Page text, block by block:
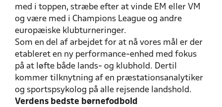
med i toppen, stræbe efter at vinde EM eller VM
og være med i Champions League og andre
europæiske klubturneringer.
Som en del af arbejdet for at nå vores mål er der
etableret en ny performance-enhed med fokus
på at løfte både lands- og klubhold. Dertil
kommer tilknytning af en præstationsanalytiker
og sportspsykolog på alle rejsende landshold.
Verdens bedste børnefodbold